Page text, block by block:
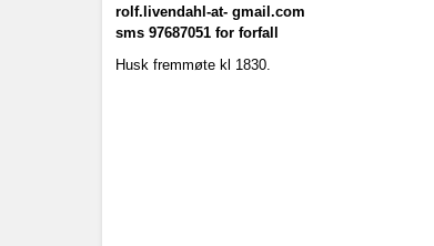
rolf.livendahl-at- gmail.com
sms 97687051 for forfall
Husk fremmøte kl 1830.